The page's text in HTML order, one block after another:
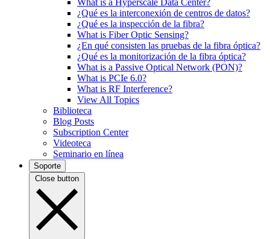
What is a Hyperscale Data Center?
¿Qué es la interconexión de centros de datos?
¿Qué es la inspección de la fibra?
What is Fiber Optic Sensing?
¿En qué consisten las pruebas de la fibra óptica?
¿Qué es la monitorización de la fibra óptica?
What is a Passive Optical Network (PON)?
What is PCIe 6.0?
What is RF Interference?
View All Topics
Biblioteca
Blog Posts
Subscription Center
Videoteca
Seminario en línea
Soporte
Close button